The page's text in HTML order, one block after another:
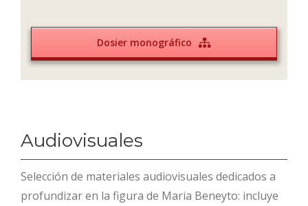
Dosier monográfico
Audiovisuales
Selección de materiales audiovisuales dedicados a
profundizar en la figura de Maria Beneyto: incluye